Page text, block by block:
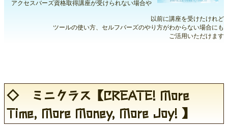
アクセスバーズ資格取得講座が受けられない場合や
以前に講座を受けたけれど
ツールの使い方、セルフバーズのやり方がわからない場合にも
ご活用いただけます
◇ ミニクラス【CREATE! More
Time, More Money, More Joy! 】